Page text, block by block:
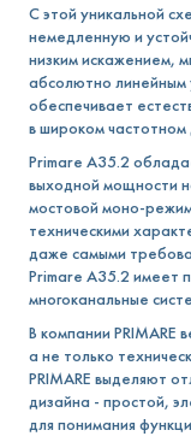
С этой уникальной
немедленную и
низким искажением,
абсолютно линейным
обеспечивает
в широком частотном
Primare A35.2
выходной мощности
мостовой моно-
техническими
даже самыми
Primare A35.2 имеет
многоканальные
В компании PRIMARE
а не только
PRIMARE выделяют
дизайна - простой,
для понимания